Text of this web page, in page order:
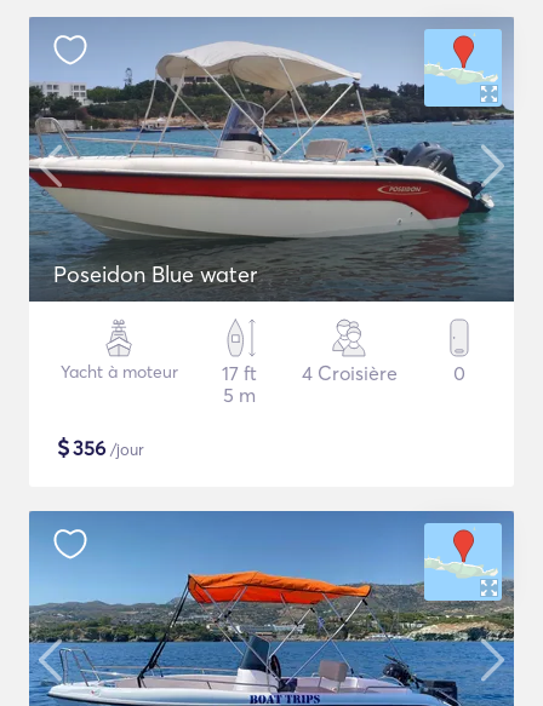
Poseidon Blue water
Yacht à moteur
17 ft
5 m
4 Croisière 0
$356 /jour